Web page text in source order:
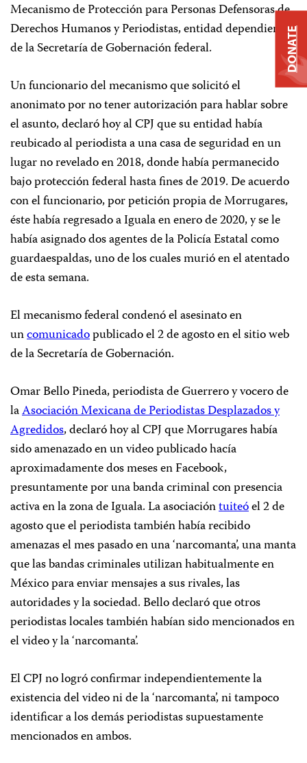
Mecanismo de Protección para Personas Defensoras de
Derechos Humanos y Periodistas, entidad dependiente
de la Secretaría de Gobernación federal.
Un funcionario del mecanismo que solicitó el
anonimato por no tener autorización para hablar sobre
el asunto, declaró hoy al CPJ que su entidad había
reubicado al periodista a una casa de seguridad en un
lugar no revelado en 2018, donde había permanecido
bajo protección federal hasta fines de 2019. De acuerdo
con el funcionario, por petición propia de Morrugares,
éste había regresado a Iguala en enero de 2020, y se le
había asignado dos agentes de la Policía Estatal como
guardaespaldas, uno de los cuales murió en el atentado
de esta semana.
El mecanismo federal condenó el asesinato en
uncomunicadopublicado el 2 de agosto en el sitio web
de la Secretaría de Gobernación.
Omar Bello Pineda, periodista de Guerrero y vocero de
laAsociación Mexicana de Periodistas Desplazados y
Agredidos, declaró hoy al CPJ que Morrugares había
sido amenazado en un video publicado hacía
aproximadamente dos meses en Facebook,
presuntamente por una banda criminal con presencia
activa en la zona de Iguala. La asociacióntuiteóel 2 de
agosto que el periodista también había recibido
amenazas el mes pasado en una ‘narcomanta’, una manta
que las bandas criminales utilizan habitualmente en
México para enviar mensajes a sus rivales, las
autoridades y la sociedad. Bello declaró que otros
periodistas locales también habían sido mencionados en
el video y la ‘narcomanta’.
El CPJ no logró confirmar independientemente la
existencia del video ni de la ‘narcomanta’, ni tampoco
identificar a los demás periodistas supuestamente
mencionados en ambos.
DONATE